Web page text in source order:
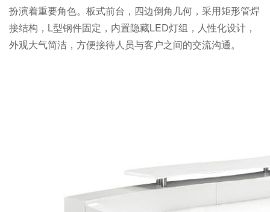
扮演着重要角色。板式前台，四边倒角几何，采用矩形管焊
接结构，L型钢件固定，内置隐藏LED灯组，人性化设计，
外观大气简洁，方便接待人员与客户之间的交流沟通。